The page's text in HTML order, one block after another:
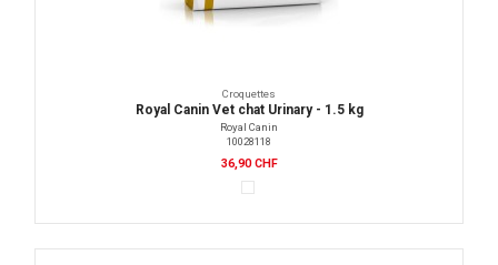
Croquettes
Royal Canin Vet chat Urinary - 1.5 kg
Royal Canin
10028118
36,90 CHF